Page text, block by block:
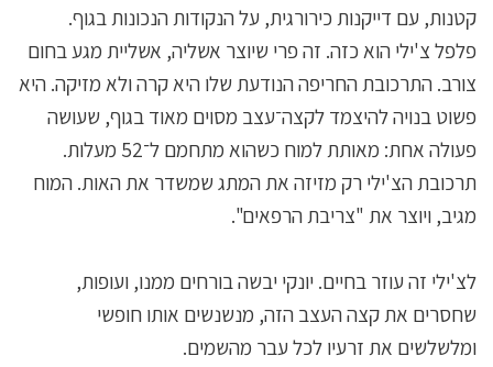
קטנות, עם דייקנות כירורגית, על הנקודות הנכונות בגוף.
פלפל צ'ילי הוא כזה. זה פרי שיוצר אשליה, אשליית מגע בחום
צורב. התרכובת החריפה הנודעת שלו היא קרה ולא מזיקה. היא
פשוט בנויה להיצמד לקצה־עצב מסוים מאוד בגוף, שעושה
פעולה אחת: מאותת למוח כשהוא מתחמם ל־52 מעלות.
תרכובת הצ'ילי רק מזיזה את המתג שמשדר את האות. המוח
מגיב, ויוצר את "צריבת הרפאים".
לצ'ילי זה עוזר בחיים. יונקי יבשה בורחים ממנו, ועופות,
שחסרים את קצה העצב הזה, מנשנשים אותו חופשי
ומלשלשים את זרעיו לכל עבר מהשמים.